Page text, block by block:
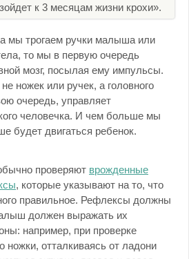
к 3 месяцам жизни крохи».
мы трогаем ручки малыша или
то мы в первую очередь
мозг, посылая ему импульсы.
ножек или ручек, а головного
очередь, управляет
человечка. И чем больше мы
будет двигаться ребенок.
проверяют врожденные
, которые указывают на то, что
правильное. Рефлексы должны
должен выражать их
например, при проверке
ножки, отталкиваясь от ладони